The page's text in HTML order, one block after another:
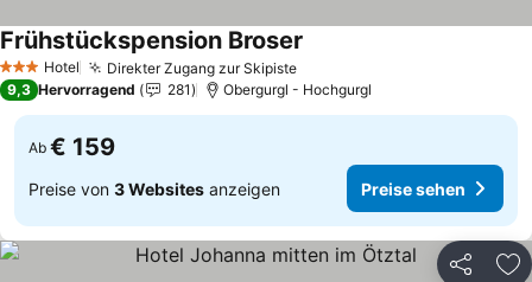
3 SterneHotel Direkter Zugang zur Skipiste
Frühstückspension Broser
9,3 Hervorragend 281 Obergurgl - Hochgurgl
Ab € 159
Preise von 3 Websites anzeigen Preise sehen
Teilen